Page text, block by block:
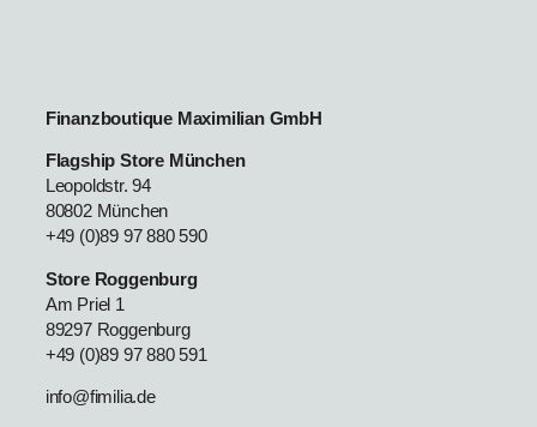
Finanzboutique Maximilian GmbH
Flagship Store München
Leopoldstr. 94
80802 München
+49 (0)89 97 880 590
Store Roggenburg
Am Priel 1
89297 Roggenburg
+49 (0)89 97 880 591
info@fimilia.de